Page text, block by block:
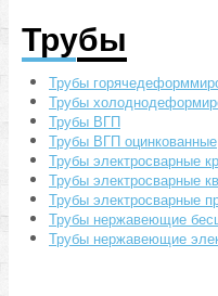
Трубы
Трубы
Трубы
Трубы ВГП
Трубы ВГП оцинкованные
Трубы электросварные
Трубы электросварные
Трубы электросварные
Трубы нержавеющие
Трубы нержавеющие